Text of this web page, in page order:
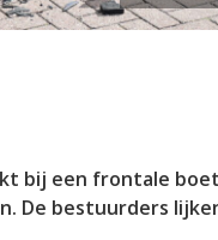
bij een frontale
De bestuurders